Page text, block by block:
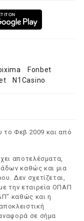
Fonbet
N1Casino
το Φεβ 2009 και από
αποτελέσματα,
καθώς και μια
Δεν σχετίζεται,
την εταιρεία ΟΠΑΠ
καθώς και η
σε σήμα